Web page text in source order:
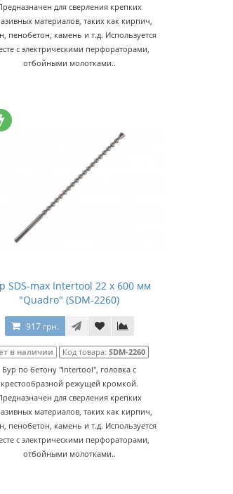
для сверления крепких
материалов, таких как кирпич,
пенобетон, камень и т.д. Используется
с электрическими перфораторами,
отбойными молотками..
SDS-max Intertool 22 х 600 мм
"Quadro" (SDM-2260)
917 грн.
в наличии Код товара:SDM-2260
Бур по бетону "Intertool", головка с
крестообразной режущей кромкой.
для сверления крепких
материалов, таких как кирпич,
пенобетон, камень и т.д. Используется
с электрическими перфораторами,
отбойными молотками..